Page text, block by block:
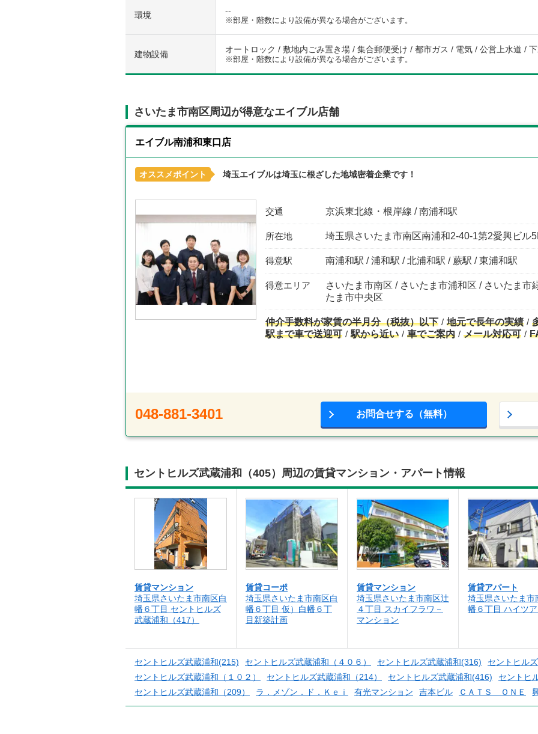
環境 --
※部屋・階数により設備が異なる場合がございます。
建物設備 オートロック / 敷地内ごみ置き場 / 集合郵便受け / 都市ガス / 電気 / 公営上水道 /
※部屋・階数により設備が異なる場合がございます。
さいたま市南区周辺が得意なエイブル店舗
エイブル南浦和東口店
オススメポイント 埼玉エイブルは埼玉に根ざした地域密着企業です！
交通 京浜東北線・根岸線 / 南浦和駅
所在地 埼玉県さいたま市南区南浦和2-40-1第2愛興ビル
得意駅 南浦和駅 / 浦和駅 / 北浦和駅 / 蕨駅 / 東浦和駅
得意エリア
さいたま市南区 / さいたま市浦和区 / さいたま市
たま市中央区
仲介手数料が家賃の半月分（税抜）以下 地元で長年の実績
駅まで車で送迎可
駅から近い 車でご案内 メール対応可
048-881-3401 お問合せする（無料）
セントヒルズ武蔵浦和（405）周辺の賃貸マンション・アパート情報
賃貸マンション
埼玉県さいたま市南区白
幡６丁目 セントヒルズ
武蔵浦和（417）
賃貸コーポ
埼玉県さいたま市南区白
幡６丁目 仮）白幡６丁
目新築計画
賃貸マンション
埼玉県さいたま市南区辻
４丁目 スカイフラワ－
マンション
賃貸アパート
埼玉県さいたま市
幡６丁目 ハイツ
セントヒルズ武蔵浦和(215) セントヒルズ武蔵浦和（４０６） セントヒルズ武蔵浦和(316)
セントヒル
セントヒルズ武蔵浦和（１０２）
セントヒルズ武蔵浦和（214） セントヒルズ武蔵浦和(416)
セントヒ
セントヒルズ武蔵浦和（209）
ラ．メゾン．ド．Ｋｅｉ 有光マンション 吉本ビル ＣＡＴＳ ＯＮＥ